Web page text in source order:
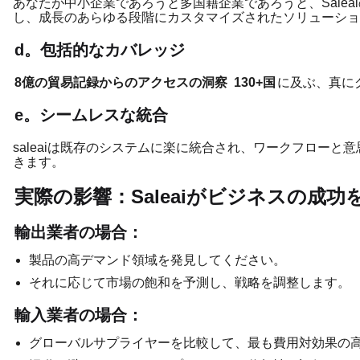
あなたが中小企業であろうと多国籍企業であろうと、
し、成長のあらゆる段階にカスタマイズされたソリューシ
d。包括的なカバレッジ
8億の貿易記録からのアクセスの洞察 130+国 に及ぶ、真に
e。シームレスな統合
saleaiは既存のシステムに楽に統合され、ワー​​クフローと
きます。
実際の影響：Saleaiがビジネスの成功
輸出業者の場合：
製品の高デマンド領域を発見してください。
それに応じて市場の飽和を予測し、戦略を調整します。
輸入業者の場合：
グローバルサプライヤーを比較して、最も費用対効果の